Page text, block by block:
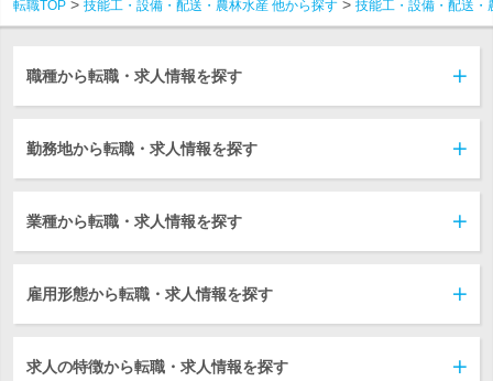
転職TOP 技能工・設備・配送・農林水産 他から探す 技能工・設備・配送・
職種から転職・求人情報を探す
勤務地から転職・求人情報を探す
業種から転職・求人情報を探す
雇用形態から転職・求人情報を探す
求人の特徴から転職・求人情報を探す